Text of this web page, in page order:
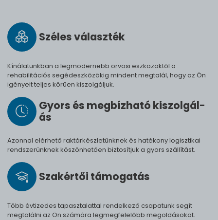
Széles vá­lasz­ték
Kínálatunkban a legmodernebb orvosi eszközöktől a
rehabilitációs segédeszközökig mindent megtalál, hogy az Ön
igényeit teljes körűen kiszolgáljuk.
Gyors és meg­bíz­ha­tó ki­szol­gál­
ás
Azonnal elérhető raktárkészletünknek és hatékony logisztikai
rendszerünknek köszönhetően biztosítjuk a gyors szállítást.
Szak­értői tá­mo­ga­tás
Több évtizedes tapasztalattal rendelkező csapatunk segít
megtalálni az Ön számára legmegfelelőbb megoldásokat.